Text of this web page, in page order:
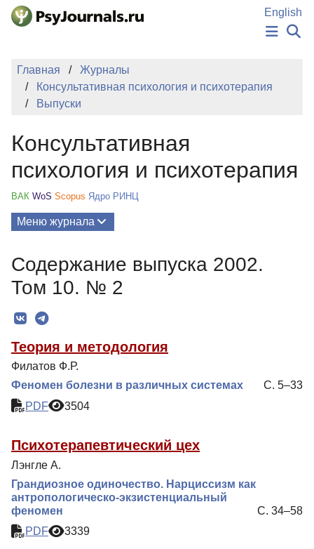
Перейти к основному содержанию
English
НОВОСТИ
КЛЮЧЕВЫЕ СЛОВА
Регистрация
Главная
Журналы
Консультативная психология и психотерапия
Выпуски
Консультативная
психология и психотерапия
ВАК WoS Scopus Ядро РИНЦ
Меню журнала
О Журнале
Редколлегия
Редакционная политика
Для авторов
Подписка
Контакты
Содержание выпуска 2002.
Том 10. № 2
Теория и методология
Филатов Ф.Р.
Феномен болезни в различных системах
С. 5–33
PDF
3504
Психотерапевтический цех
Лэнгле А.
Грандиозное одиночество. Нарциссизм как
антропологическо-экзистенциальный
феномен
С. 34–58
PDF
3339